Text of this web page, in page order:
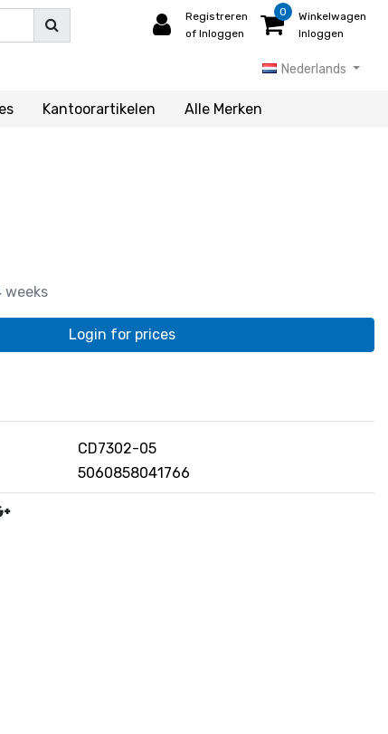
Registreren
of Inloggen
0
Winkelwagen
Inloggen
Nederlands
Kantoorartikelen Alle Merken
weeks
Login for prices
CD7302-05
5060858041766